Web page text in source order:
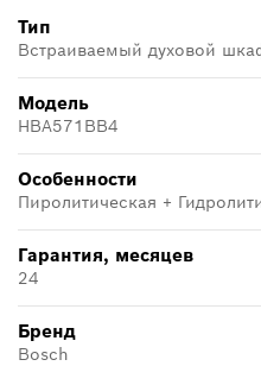
Тип
Встраиваемый духовой
Модель
HBA571BB4
Особенности
Пиролитическая +
Гарантия, месяцев
24
Бренд
Bosch